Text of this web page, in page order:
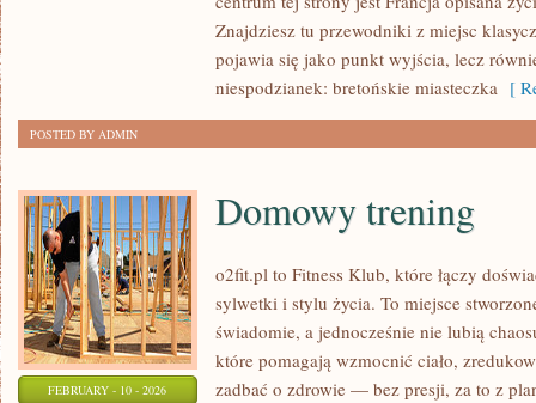
Znajdziesz tu przewodniki z miejsc
pojawia się jako punkt wyjścia, lecz
niespodzianek: bretońskie miasteczka [
POSTED BY ADMIN
FEBRUARY - 10 - 2026
Domowy trening
o2fit.pl to Fitness Klub, które łączy
sylwetki i stylu życia. To miejsce
świadomie, a jednocześnie nie lubią
które pomagają wzmocnić ciało,
zadbać o zdrowie — bez presji, za to z